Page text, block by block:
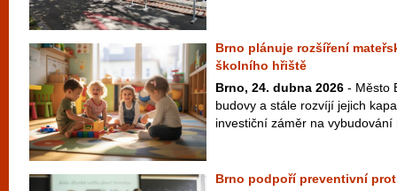
Brno plánuje rozšíření
školního hřiště
Brno, 24. dubna 2026 - Město
budovy a stále rozvíjí jejich
investiční záměr na
Brno podpoří preventivní